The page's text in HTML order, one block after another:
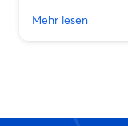
Mehr lesen